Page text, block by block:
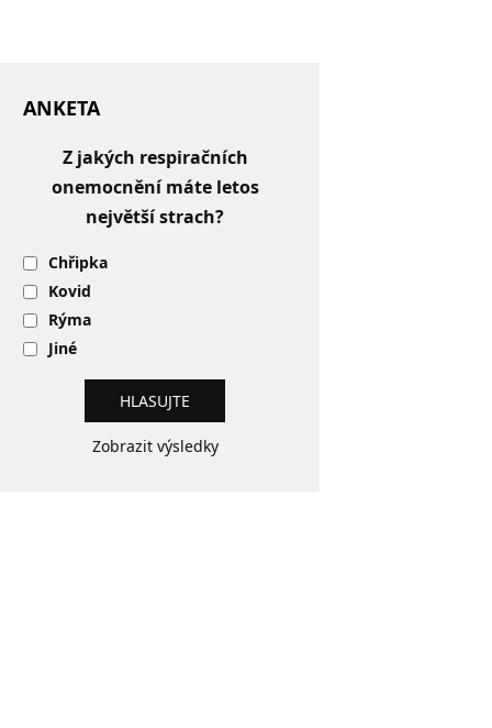
ANKETA
Z jakých respiračních
onemocnění máte letos
největší strach?
Chřipka
Kovid
Rýma
Jiné
Zobrazit výsledky